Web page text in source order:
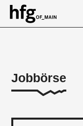
Jobbörse 2026
Jobbörse